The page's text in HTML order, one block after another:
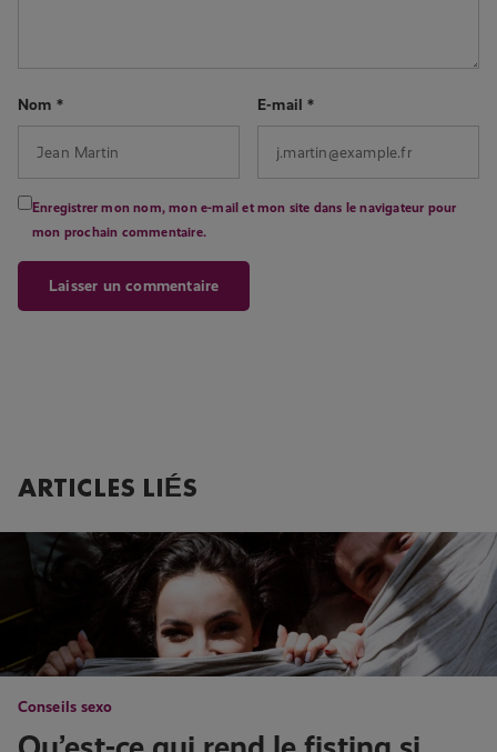
Nom * E-mail*
Enregistrer mon nom, mon e-mail et mon site dans le navigateur pour
mon prochain commentaire.
ARTICLES LIÉS
Conseils sexo